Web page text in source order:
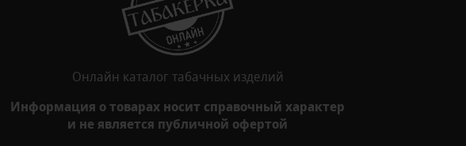
Онлайн каталог табачных изделий
Информация о товарах носит справочный характер
и не является публичной офертой